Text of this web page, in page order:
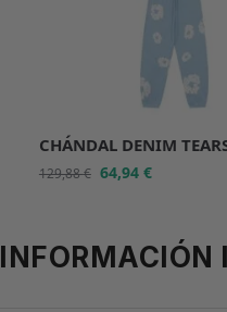
CHÁNDAL DENIM
129,88€ 64,94 €
INFORMACIÓN